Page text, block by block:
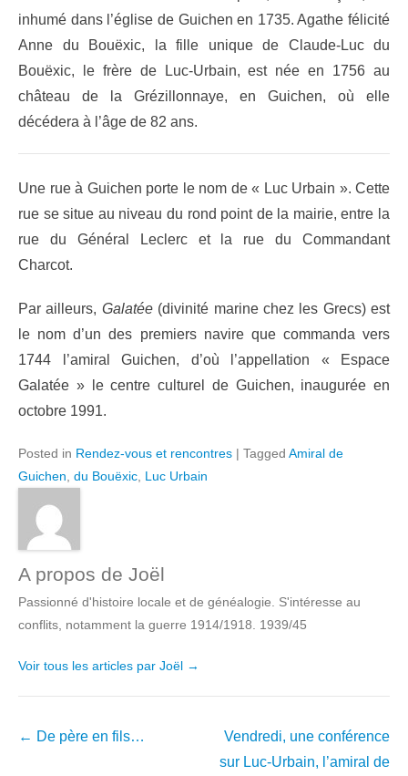
inhumé dans l’église de Guichen en 1735. Agathe félicité
Anne du Bouëxic, la fille unique de Claude-Luc du
Bouëxic, le frère de Luc-Urbain, est née en 1756 au
château de la Grézillonnaye, en Guichen, où elle
décédera à l’âge de 82 ans.
Une rue à Guichen porte le nom de « Luc Urbain ». Cette
rue se situe au niveau du rond point de la mairie, entre la
rue du Général Leclerc et la rue du Commandant
Charcot.
Par ailleurs, Galatée(divinité marine chez les Grecs) est
le nom d’un des premiers navire que commanda vers
1744 l’amiral Guichen, d’où l’appellation « Espace
Galatée » le centre culturel de Guichen, inaugurée en
octobre 1991.
Posted in Rendez-vous et rencontres | Tagged Amiral de
Guichen du Bouëxic Luc Urbain
A propos de Joël
Passionné d'histoire locale et de généalogie. S'intéresse au
conflits, notamment la guerre 1914/1918. 1939/45
Voir tous les articles par Joël →
Navigation
← De père en fils…
Vendredi, une conférence
sur Luc-Urbain, l’amiral de